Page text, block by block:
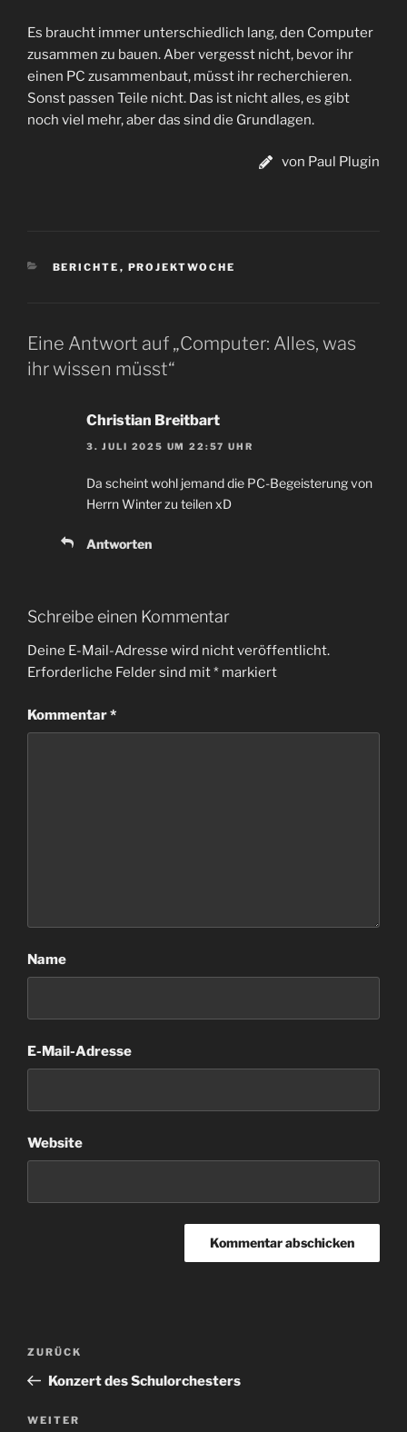
Es braucht immer unterschiedlich lang, den Computer
zusammen zu bauen. Aber vergesst nicht, bevor ihr
einen PC zusammenbaut, müsst ihr recherchieren.
Sonst passen Teile nicht. Das ist nicht alles, es gibt
noch viel mehr, aber das sind die Grundlagen.
von Paul Plugin
KATEGORIEN
BERICHTE , PROJEKTWOCHE
Eine Antwort auf „Computer: Alles, was
ihr wissen müsst“
Christian Breitbart
3. JULI 2025 UM 22:57 UHR
Da scheint wohl jemand die PC-Begeisterung von
Herrn Winter zu teilen xD
Antworten
Schreibe einen Kommentar
Deine E-Mail-Adresse wird nicht veröffentlicht.
Erforderliche Felder sind mit* markiert
Kommentar*
Name
E-Mail-Adresse
Website
Beitragsnavigation
Vorheriger
Beitrag
ZURÜCK
Konzert des Schulorchesters
Nächster
WEITER